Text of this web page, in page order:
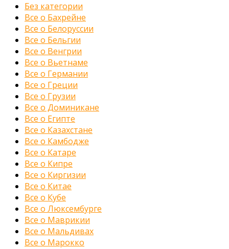
Без категории
Все о Бахрейне
Все о Белоруссии
Все о Бельгии
Все о Венгрии
Все о Вьетнаме
Все о Германии
Все о Греции
Все о Грузии
Все о Доминикане
Все о Египте
Все о Казахстане
Все о Камбодже
Все о Катаре
Все о Кипре
Все о Киргизии
Все о Китае
Все о Кубе
Все о Люксембурге
Все о Маврикии
Все о Мальдивах
Все о Марокко